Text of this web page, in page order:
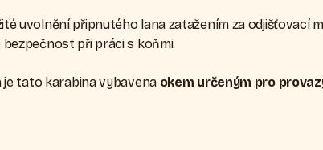
uvolnění připnutého lana zatažením za odjišťovací
při práci s koňmi.
tato karabina vybavena okem určeným pro